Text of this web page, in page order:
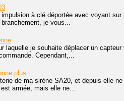
à clé déportée avec voyant sur
je vous...
laquelle je souhaite déplacer un
Cependant,...
plus
de ma sirène SA20, et depuis elle
armée, mais elle ne...